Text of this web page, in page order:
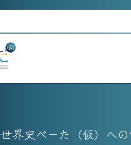
世界史べーた（仮）へ